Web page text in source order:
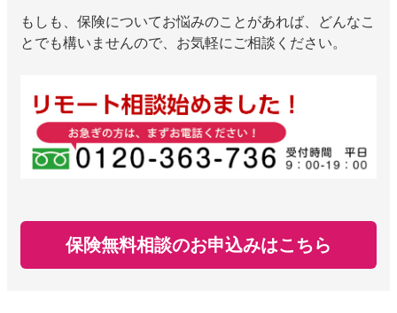
もしも、保険についてお悩みのことがあれば、どんなこ
とでも構いませんので、お気軽にご相談ください。
保険無料相談のお申込みはこちら